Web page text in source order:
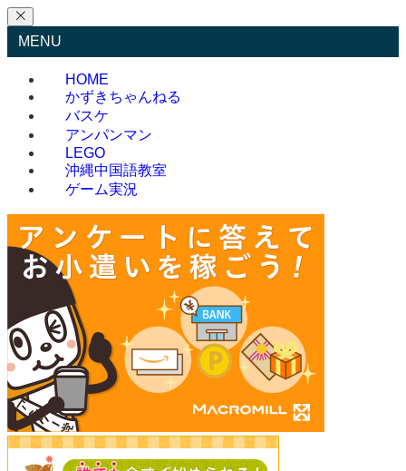
MENU
HOME
かずきちゃんねる
バスケ
アンパンマン
LEGO
沖縄中国語教室
ゲーム実況